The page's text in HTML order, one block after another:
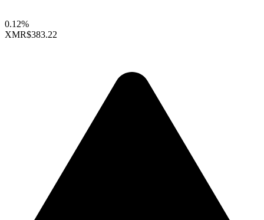
0.12%
XMR$383.22